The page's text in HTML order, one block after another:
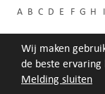
Melding sluiten
Wij maken
de beste ervaring
A B C D E F G H I